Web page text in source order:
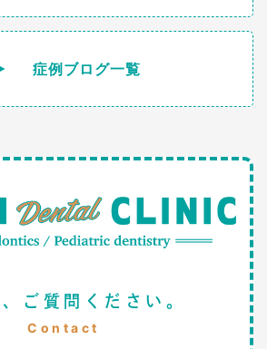
症例ブログ一覧
ご質問ください。
Contact